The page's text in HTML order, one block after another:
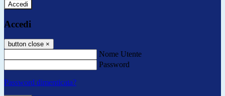
Accedi
Accedi
button close ×
Nome Utente
Password
Password dimenticata?